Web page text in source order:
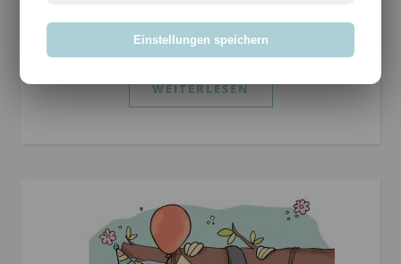
Immerhin ist es seit Jahren…
WEITERLESEN
Einstellungen speichern